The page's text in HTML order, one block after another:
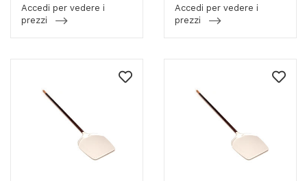
Accedi per vedere i
prezzi
Accedi per vedere i
prezzi